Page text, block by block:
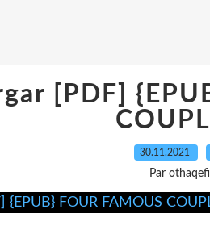
[PDF]
30.11.2021
Par othaqefi